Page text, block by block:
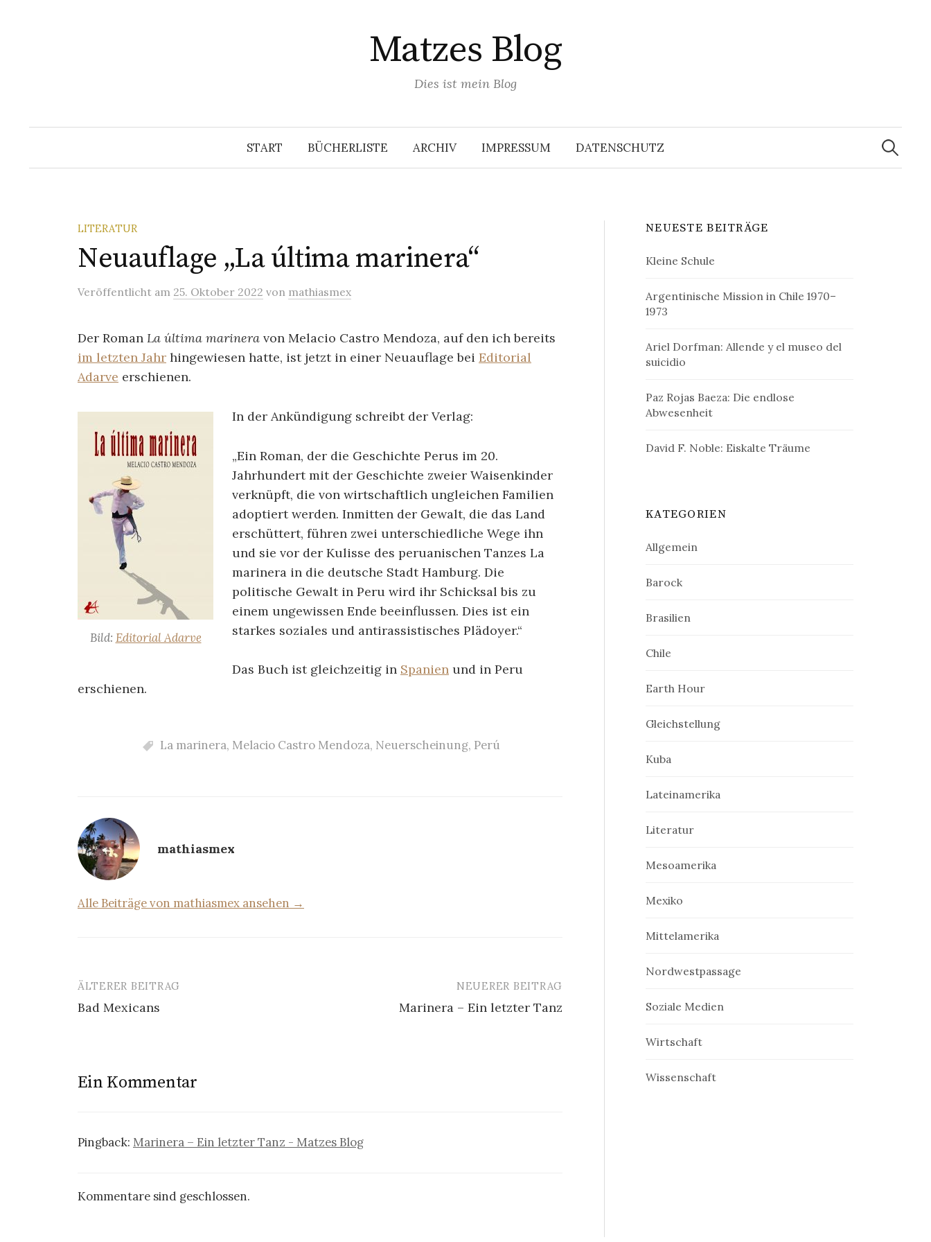
Matzes Blog
Dies ist mein Blog
START BÜCHERLISTE ARCHIV IMPRESSUM DATENSCHUTZ
Suchen
nach:
LITERATUR
Neuauflage „La última marinera“
Veröffentlicht am 25. Oktober 2022 von mathiasmex
Der Roman La última marinera von Melacio Castro Mendoza, auf den ich bereits
im letzten Jahr hingewiesen hatte, ist jetzt in einer Neuauflage bei Editorial
Adarve erschienen.
Bild: Editorial Adarve
In der Ankündigung schreibt der Verlag:
„Ein Roman, der die Geschichte Perus im 20.
Jahrhundert mit der Geschichte zweier Waisenkinder
verknüpft, die von wirtschaftlich ungleichen Familien
adoptiert werden. Inmitten der Gewalt, die das Land
erschüttert, führen zwei unterschiedliche Wege ihn
und sie vor der Kulisse des peruanischen Tanzes La
marinera in die deutsche Stadt Hamburg. Die
politische Gewalt in Peru wird ihr Schicksal bis zu
einem ungewissen Ende beeinflussen. Dies ist ein
starkes soziales und antirassistisches Plädoyer.“
Das Buch ist gleichzeitig in Spanien und in Peru
erschienen.
La marinera, Melacio Castro Mendoza, Neuerscheinung, Perú
mathiasmex
Alle Beiträge von mathiasmex ansehen →
Beitrags-
Navigation
ÄLTERER BEITRAG
Bad Mexicans
NEUERER BEITRAG
Marinera – Ein letzter Tanz
Ein Kommentar
Pingback: Marinera – Ein letzter Tanz - Matzes Blog
Kommentare sind geschlossen.
NEUESTE BEITRÄGE
Kleine Schule
Argentinische Mission in Chile 1970–
1973
Ariel Dorfman: Allende y el museo del
suicidio
Paz Rojas Baeza: Die endlose
Abwesenheit
David F. Noble: Eiskalte Träume
KATEGORIEN
Allgemein
Barock
Brasilien
Chile
Earth Hour
Gleichstellung
Kuba
Lateinamerika
Literatur
Mesoamerika
Mexiko
Mittelamerika
Nordwestpassage
Soziale Medien
Wirtschaft
Wissenschaft